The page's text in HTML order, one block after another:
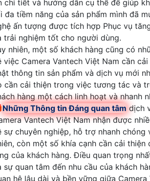
chi tiết và hướng dẫn cụ thể để giúp
đa tiềm năng của sản phẩm mình đã
ấn tượng được tích hợp Phục vụ
trải nghiệm tốt cho người dùng.
nhiên, một số khách hàng cũng có
việc Camera Vantech Việt Nam cần
thông tin sản phẩm và dịch vụ mới
cần cải thiện trong việc tương tác và
hàng một cách linh hoạt và nhanh
Những Thông tin Đáng quan tâm dịch
Vantech Việt Nam nhận được
sự chuyên nghiệp, hỗ trợ nhanh chóng
còn một số khía cạnh cần cải thiện
của khách hàng. Điều quan trọng
sự quan tâm đến nhu cầu của khách
hệ lâu dài và bền vững giữa Camera